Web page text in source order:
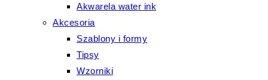
Akwarela water ink
Akcesoria
Szablony i formy
Tipsy
Wzorniki